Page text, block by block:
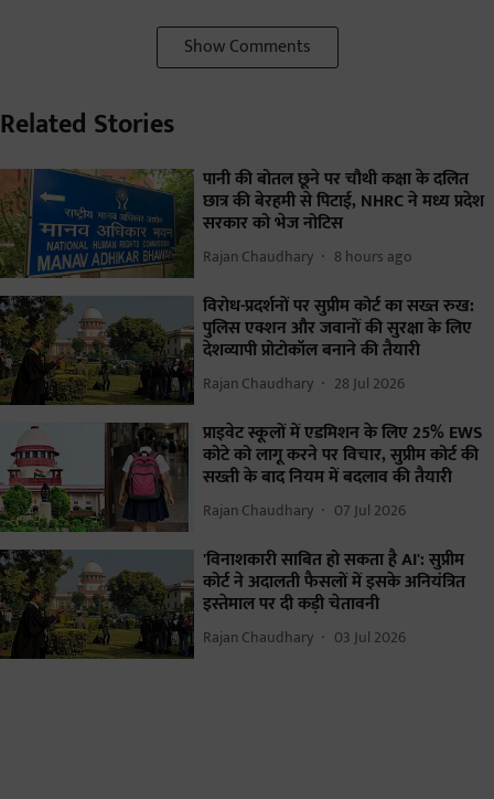
Show Comments
Related Stories
पानी की बोतल छूने पर चौथी कक्षा के दलित
छात्र की बेरहमी से पिटाई, NHRC ने मध्य प्रदेश
सरकार को भेज नोटिस
Rajan Chaudhary 8 hours ago
विरोध-प्रदर्शनों पर सुप्रीम कोर्ट का सख्त रुख:
पुलिस एक्शन और जवानों की सुरक्षा के लिए
देशव्यापी प्रोटोकॉल बनाने की तैयारी
Rajan Chaudhary 28 Jul 2026
प्राइवेट स्कूलों में एडमिशन के लिए 25% EWS
कोटे को लागू करने पर विचार, सुप्रीम कोर्ट की
सख्ती के बाद नियम में बदलाव की तैयारी
Rajan Chaudhary 07 Jul 2026
'विनाशकारी साबित हो सकता है AI': सुप्रीम
कोर्ट ने अदालती फैसलों में इसके अनियंत्रित
इस्तेमाल पर दी कड़ी चेतावनी
Rajan Chaudhary 03 Jul 2026